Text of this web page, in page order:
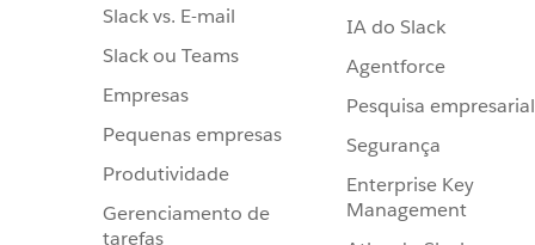
Slack vs. E-mail
Slack ou Teams
Empresas
Pequenas empresas
Produtividade
Gerenciamento de
tarefas
IA do Slack
Agentforce
Pesquisa empresarial
Segurança
Enterprise Key
Management